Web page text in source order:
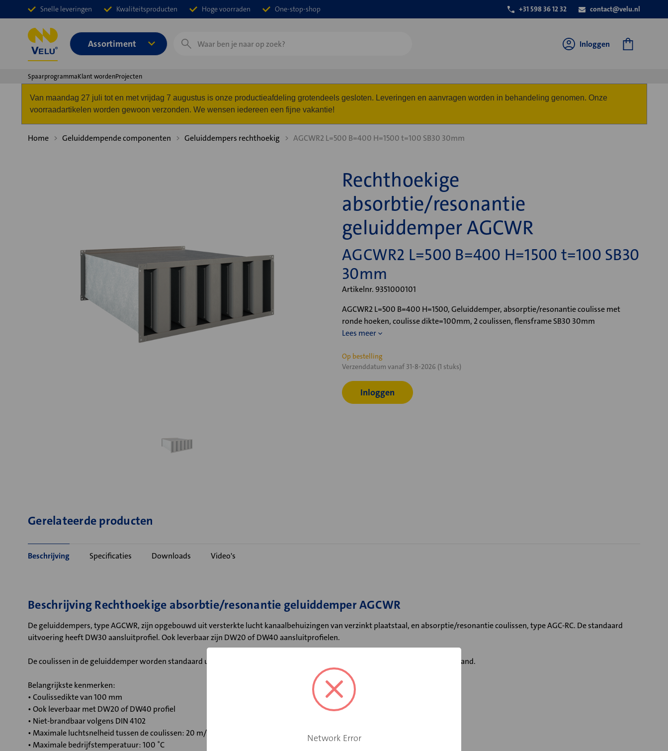
Snelle leveringen Kwaliteitsproducten Hoge voorraden One-stop-shop +31 598 36 12 32 contact@velu.nl
Assortiment
Zoeken
Inloggen
SpaarprogrammaKlant wordenProjecten
Van maandag 27 juli tot en met vrijdag 7 augustus is onze productieafdeling grotendeels gesloten. Leveringen en aanvragen worden in behandeling genomen. Onze
voorraadartikelen worden gewoon verzonden. We wensen iedereen een fijne vakantie!
Home Geluiddempende componenten Geluiddempers rechthoekig AGCWR2 L=500 B=400 H=1500 t=100 SB30 30mm
Rechthoekige
absorbtie/resonantie
geluiddemper AGCWR
AGCWR2 L=500 B=400 H=1500 t=100 SB30
30mm
Artikelnr. 9351000101
AGCWR2 L=500 B=400 H=1500, Geluiddemper, absorptie/resonantie coulisse met
ronde hoeken, coulisse dikte=100mm, 2 coulissen, flensframe SB30 30mm
Lees meer
Huidige
voorraad:
Op bestelling
Verzenddatum vanaf 31-8-2026 (1 stuks)
Inloggen
Gerelateerde producten
Beschrijving Specificaties Downloads Video's
Beschrijving Rechthoekige absorbtie/resonantie geluiddemper AGCWR
De geluiddempers, type AGCWR, zijn opgebouwd uit versterkte lucht kanaalbehuizingen van verzinkt plaatstaal, en absorptie/resonantie coulissen, type AGC-RC. De standaard
uitvoering heeft DW30 aansluitprofiel. Ook leverbaar zijn DW20 of DW40 aansluitprofielen.
De coulissen in de geluiddemper worden standaard uitgevoerd met afgeronde hoek in verband met minimale stromingsweerstand.
Belangrijkste kenmerken:
• Coulissedikte van 100 mm
• Ook leverbaar met DW20 of DW40 profiel
• Niet-brandbaar volgens DIN 4102
• Maximale luchtsnelheid tussen de coulissen: 20 m/s
• Maximale bedrijfstemperatuur: 100 ˚C
Network Error